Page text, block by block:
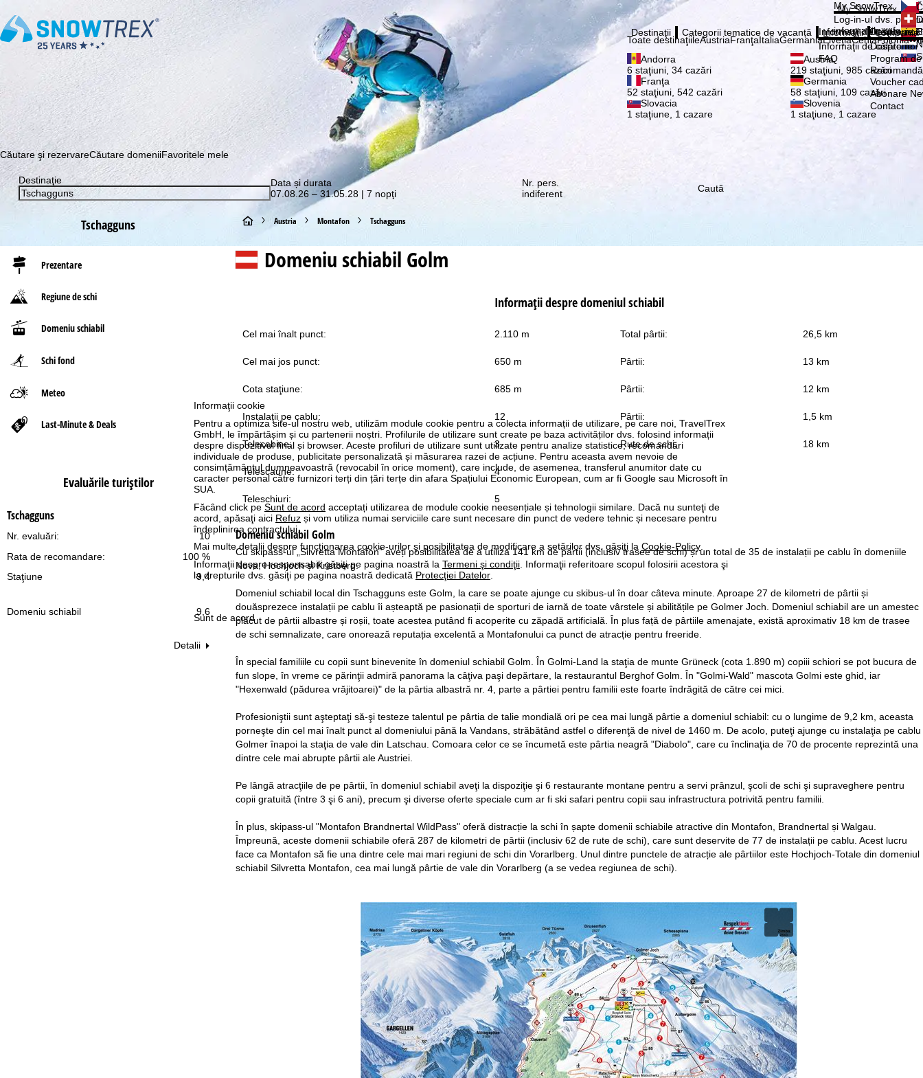
Informaţii cookie
Pentru a optimiza site-ul nostru web, utilizăm module cookie pentru a colecta informații de utilizare, pe care noi, TravelTrex
GmbH, le împărtășim și cu partenerii noștri. Profilurile de utilizare sunt create pe baza activităților dvs. folosind informații
despre dispozitivul final și browser. Aceste profiluri de utilizare sunt utilizate pentru analize statistice, recomandări
individuale de produse, publicitate personalizată și măsurarea razei de acțiune. Pentru aceasta avem nevoie de
consimțământul dumneavoastră (revocabil în orice moment), care include, de asemenea, transferul anumitor date cu
caracter personal către furnizori terți din țări terțe din afara Spațiului Economic European, cum ar fi Google sau Microsoft în
SUA.
Făcând click pe Sunt de acord acceptați utilizarea de module cookie neesențiale și tehnologii similare. Dacă nu sunteţi de
acord, apăsaţi aici Refuz și vom utiliza numai serviciile care sunt necesare din punct de vedere tehnic și necesare pentru
îndeplinirea contractului.
Mai multe detalii despre funcţionarea cookie-urilor şi posibilitatea de modificare a setărilor dvs. găsiţi la Cookie-Policy
Informaţii despre responsabili găsiţi pe pagina noastră la Termeni şi condiţii . Informaţii referitoare scopul folosirii acestora şi
la drepturile dvs. găsiţi pe pagina noastră dedicată Protecţiei Datelor
Sunt de acord
Abonaţi-vă la newsletter-ul nostru și aflați printre primii ce promoții vă așteaptă! Abonează
My SnowTrex
My SnowTrex
Log-in-ul dvs.
informaţiile
Vă
Destinaţii
Toate destinaţiileAustriaFranţaItaliaGermaniaElveţiaCehiaPolonia•••
Andorra
6 staţiuni, 34 cazări
Austria
219 staţiuni, 985 cazări
Franţa
52 staţiuni, 542 cazări
Germania
58 staţiuni, 109 cazări
Slovacia
1 staţiune, 1 cazare
Slovenia
1 staţiune, 1 cazare
Categorii tematice de vacanță Informaţii
Informaţii de călătorie
Informaţii de călătorie
FAQ
Compania
Despre noi
Despre noi
Program
Voucher
Abonare
Contact
Căutare şi rezervareCăutare domeniiFavoritele mele
Destinaţie
Data și durata
07.08.26 – 31.05.28 | 7 nopţi
Nr. pers.
indiferent
Caută
Tschagguns
Prezentare
Regiune de schi
Domeniu schiabil
Schi fond
Meteo
Last-Minute & Deals
Evaluările turiştilor
Tschagguns
10
Nr. evaluări:
100 %
Rata de recomandare:
Staţiune
9,4
Domeniu schiabil 9,6
Detalii
A
c
ă
Austria Montafon Tschagguns
Domeniu schiabil Golm
Informaţii despre domeniul schiabil
Cel mai înalt punct: 2.110 m Total pârtii: 26,5 km
Cel mai jos punct: 650 m Pârtii: 13 km
Cota staţiune: 685 m Pârtii: 12 km
Instalaţii pe cablu: 12 Pârtii: 1,5 km
Telecabine: 3 Rute de schi: 18 km
Telescaune: 4
Teleschiuri: 5
Domeniu schiabil Golm
Cu skipass-ul „Silvretta Montafon” aveți posibilitatea de a utiliza 141 km de pârtii (inclusiv trasee de schi) și un total de 35 de instalații pe cablu în domeniile
Nova, Hochjoch și Kristberg.
Domeniul schiabil local din Tschagguns este Golm, la care se poate ajunge cu skibus-ul în doar câteva minute. Aproape 27 de kilometri de pârtii și
douăsprezece instalații pe cablu îi așteaptă pe pasionații de sporturi de iarnă de toate vârstele și abilitățile pe Golmer Joch. Domeniul schiabil are un amestec
plăcut de pârtii albastre și roșii, toate acestea putând fi acoperite cu zăpadă artificială. În plus față de pârtiile amenajate, există aproximativ 18 km de trasee
de schi semnalizate, care onorează reputația excelentă a Montafonului ca punct de atracție pentru freeride.
În special familiile cu copii sunt binevenite în domeniul schiabil Golm. În Golmi-Land la staţia de munte Grüneck (cota 1.890 m) copiii schiori se pot bucura de
fun slope, în vreme ce părinţii admiră panorama la câţiva paşi depărtare, la restaurantul Berghof Golm. În "Golmi-Wald" mascota Golmi este ghid, iar
"Hexenwald (pădurea vrăjitoarei)" de la pârtia albastră nr. 4, parte a pârtiei pentru familii este foarte îndrăgită de către cei mici.
Profesioniştii sunt aşteptaţi să-şi testeze talentul pe pârtia de talie mondială ori pe cea mai lungă pârtie a domeniul schiabil: cu o lungime de 9,2 km, aceasta
porneşte din cel mai înalt punct al domeniului până la Vandans, străbătând astfel o diferenţă de nivel de 1460 m. De acolo, puteţi ajunge cu instalaţia pe cablu
Golmer înapoi la staţia de vale din Latschau. Comoara celor ce se încumetă este pârtia neagră "Diabolo", care cu înclinaţia de 70 de procente reprezintă una
dintre cele mai abrupte pârtii ale Austriei.
Pe lângă atracţiile de pe pârtii, în domeniul schiabil aveţi la dispoziţie şi 6 restaurante montane pentru a servi prânzul, şcoli de schi şi supraveghere pentru
copii gratuită (între 3 şi 6 ani), precum şi diverse oferte speciale cum ar fi ski safari pentru copii sau infrastructura potrivită pentru familii.
În plus, skipass-ul "Montafon Brandnertal WildPass" oferă distracție la schi în șapte domenii schiabile atractive din Montafon, Brandnertal și Walgau.
Împreună, aceste domenii schiabile oferă 287 de kilometri de pârtii (inclusiv 62 de rute de schi), care sunt deservite de 77 de instalații pe cablu. Acest lucru
face ca Montafon să fie una dintre cele mai mari regiuni de schi din Vorarlberg. Unul dintre punctele de atracție ale pârtiilor este Hochjoch-Totale din domeniul
schiabil Silvretta Montafon, cea mai lungă pârtie de vale din Vorarlberg (a se vedea regiunea de schi).